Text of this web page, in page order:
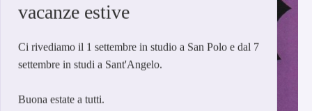
vacanze estive
Ci rivediamo il 1 settembre in studio a San Polo e dal 7
settembre in studi a Sant'Angelo.
Buona estate a tutti.